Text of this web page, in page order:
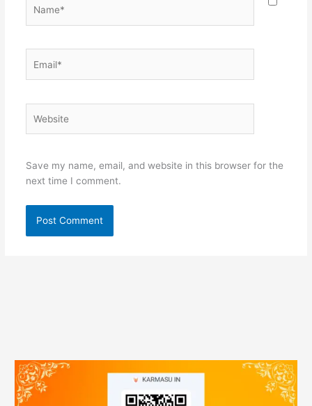
Save my name, email, and website in this browser for the
next time I comment.